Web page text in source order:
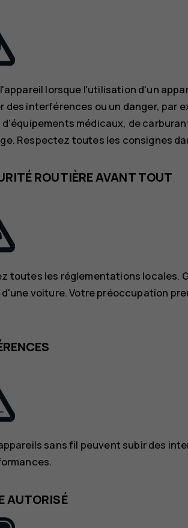
lorsque l'utilisation d'un
des interférences ou un danger, par
médicaux, de
Respectez toutes les consignes
ROUTIÈRE AVANT TOUT
toutes les réglementations locales.
voiture. Votre préoccupation
sans fil peuvent subir des
AUTORISÉ